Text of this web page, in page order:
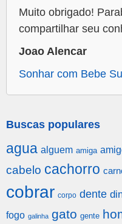
Muito obrigado!
compartilhar seu
Joao Alencar
Sonhar com Bebe
Buscas populares
agua alguem amiga
cabelo cachorro
cobrar corpo dente
fogo galinha gato gente